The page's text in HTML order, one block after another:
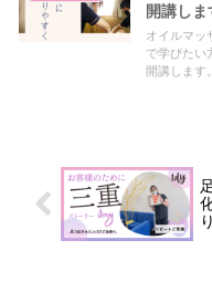
開講しま
オイルマッ
で学びたい
開講します